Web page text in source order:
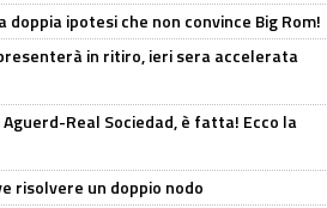
ipotesi che non convince Big Rom!
in ritiro, ieri sera accelerata
Real Sociedad, è fatta! Ecco la
risolvere un doppio nodo